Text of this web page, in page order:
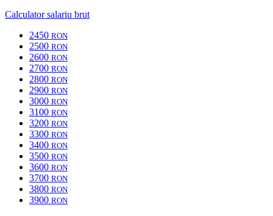
Calculator salariu brut
2450 RON
2500 RON
2600 RON
2700 RON
2800 RON
2900 RON
3000 RON
3100 RON
3200 RON
3300 RON
3400 RON
3500 RON
3600 RON
3700 RON
3800 RON
3900 RON